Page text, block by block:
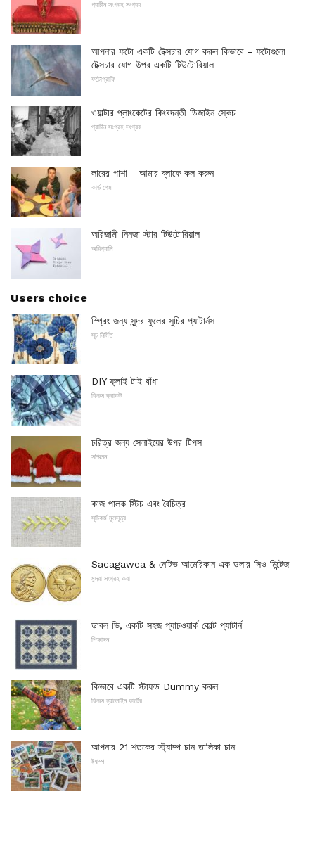
প্রাচীন সংগ্রহ সংগ্রহ
আপনার ফটো একটি টেক্সচার যোগ করুন কিভাবে - ফটোগুলো
টেক্সচার যোগ উপর একটি টিউটোরিয়াল
ফটোগ্রাফি
ওয়াল্টার প্লাংকেটের কিংবদন্তী ডিজাইন স্কেচ
প্রাচীন সংগ্রহ সংগ্রহ
লারের পাশা - আমার ব্লাফে কল করুন
কার্ড গেম
অরিজামী নিনজা স্টার টিউটোরিয়াল
অরিগ্যামি
Users choice
স্প্রিং জন্য সুন্দর ফুলের সুচির প্যাটার্নস
সূচ নির্মিত
DIY ফ্লাই টাই বাঁধা
কিডস ক্রাফট
চরিত্র জন্য সেলাইয়ের উপর টিপস
সম্মিলন
কাজ পালক স্টিচ এবং বৈচিত্র
সূচিকর্ম মূলসূত্র
Sacagawea & নেটিভ আমেরিকান এক ডলার সিও মিন্টেজ
মুদ্রা সংগ্রহ করা
ডাবল ভি, একটি সহজ প্যাচওয়ার্ক কোল্ট প্যাটার্ন
শিক্ষাঙ্গন
কিভাবে একটি স্টাফড Dummy করুন
কিডস হ্যালোইন কার্টের
আপনার 21 শতকের স্ট্যাম্প চান তালিকা চান
ষ্ট্যাম্প